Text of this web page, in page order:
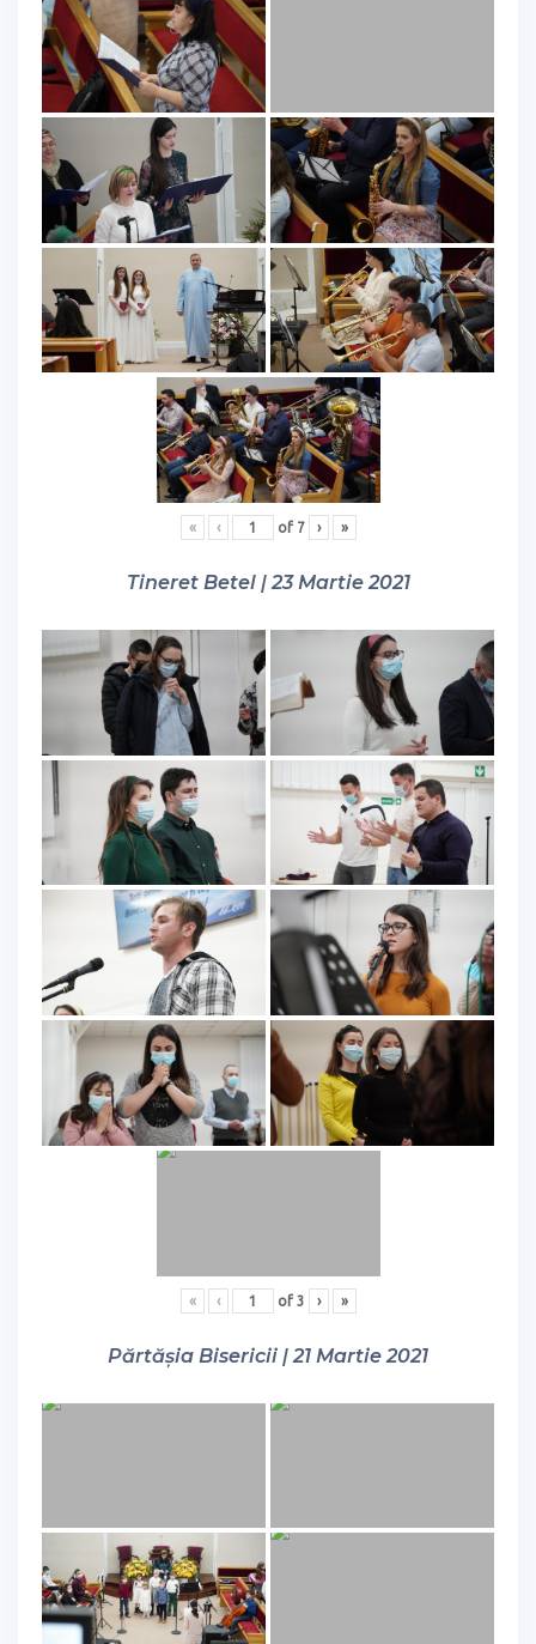
« ‹ of 7 › »
Tineret Betel | 23 Martie 2021
« ‹ of 3 › »
Părtășia Bisericii | 21 Martie 2021